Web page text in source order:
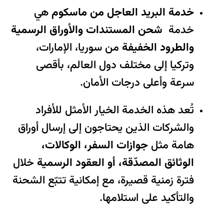
خدمة البريد العاجل من ماسكومهي
خدمة شحن المستندات والأوراق الرسمية
والطرود الخفيفة من سوريا، الإمارات،
وتركيا إلى مختلف دول العالم، بأقصى
سرعة وأعلى درجات الأمان.
تُعد هذه الخدمة الخيار الأمثل للأفراد
والشركات الذين يحتاجون إلى إرسال أوراق
هامة مثل جوازات السفر، الوكالات،
الوثائق المصدّقة، أو العقود الرسمية خلال
فترة زمنية قصيرة، مع إمكانية تتبّع الشحنة
والتأكيد على استلامها.